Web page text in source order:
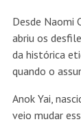
Desde Naomi
abriu os
da histórica
quando o
Anok Yai,
veio mudar